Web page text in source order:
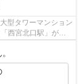
型タワーマンション
西宮北口駅」が最